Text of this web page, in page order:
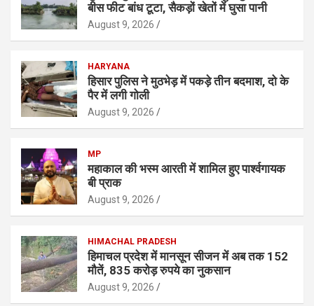
बीस फीट बांध टूटा, सैकड़ों खेतों में घुसा पानी
August 9, 2026
HARYANA
हिसार पुलिस ने मुठभेड़ में पकड़े तीन बदमाश, दो के
पैर में लगी गोली
August 9, 2026
MP
महाकाल की भस्म आरती में शामिल हुए पार्श्वगायक
बी प्राक
August 9, 2026
HIMACHAL PRADESH
हिमाचल प्रदेश में मानसून सीजन में अब तक 152
मौतें, 835 करोड़ रुपये का नुकसान
August 9, 2026